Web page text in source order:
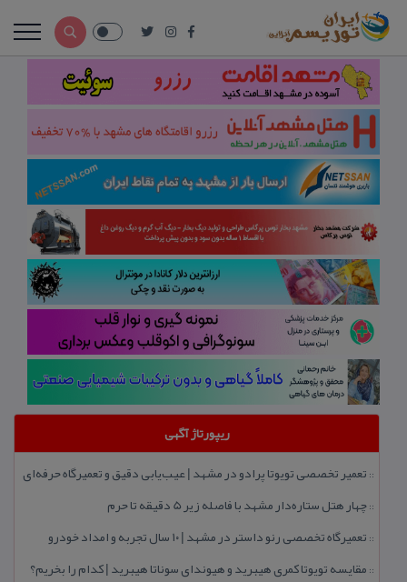
ریپورتاژ آگهی
:: تعمیر تخصصی تویوتا پرادو در مشهد | عیب‌یابی دقیق و تعمیرگاه حرفه‌ای
::چهار هتل‌ ستاره‌دار مشهد با فاصله زیر 5 دقیقه تا حرم
:: تعمیرگاه تخصصی رنو داستر در مشهد | ۱۰ سال تجربه و امداد خودرو
:: مقایسه تویوتا كمری هیبرید و هیوندای سوناتا هیبرید | كدام را بخریم؟